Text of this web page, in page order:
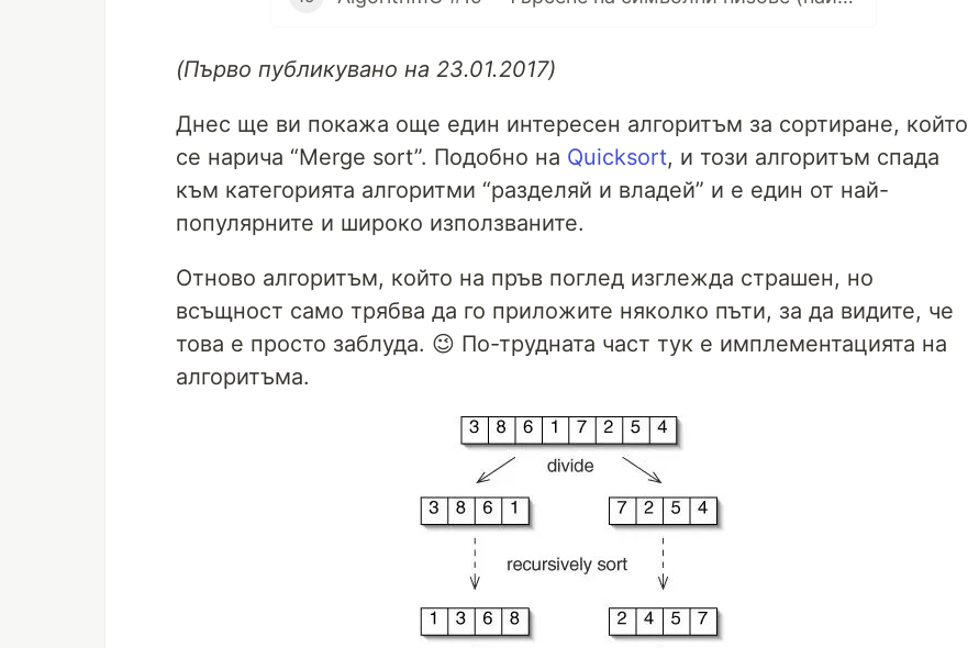
(Първо публикувано на 23.01.2017)
Днес ще ви покажа още един интересен алгоритъм за сортиране, който
се нарича “Merge sort”. Подобно на Quicksort, и този алгоритъм спада
към категорията алгоритми “разделяй и владей” и е един от най-
популярните и широко използваните.
Отново алгоритъм, който на пръв поглед изглежда страшен, но
всъщност само трябва да го приложите няколко пъти, за да видите, че
това е просто заблуда. 😉 По-трудната част тук е имплементацията на
алгоритъма.